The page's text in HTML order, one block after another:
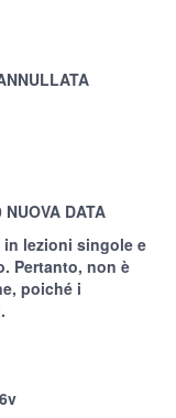
DATA
lezioni singole e
Pertanto, non è
poiché i